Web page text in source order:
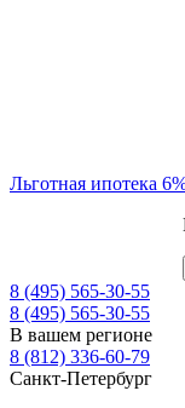
Льготная ипотека
8 (495) 565-30-55
8 (495) 565-30-55
В вашем регионе
8 (812) 336-60-79
Санкт-Петербург